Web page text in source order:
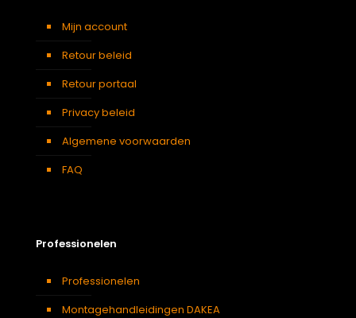
Mijn account
Retour beleid
Retour portaal
Privacy beleid
Algemene voorwaarden
FAQ
Professionelen
Professionelen
Montagehandleidingen DAKEA